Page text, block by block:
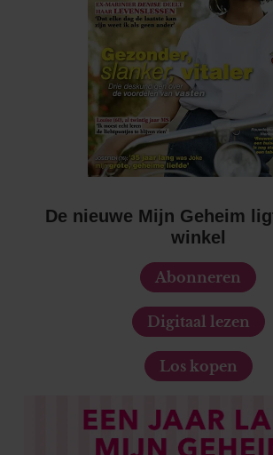
De nieuwe Mijn Geheim
winkel
Abonneren
Digitaal lezen
Los kopen